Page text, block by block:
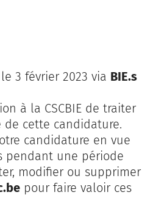
3 février 2023 via BIE.s
à la CSCBIE de traiter
de cette candidature.
candidature en vue
pendant une période
modifier ou supprimer
pour faire valoir ces